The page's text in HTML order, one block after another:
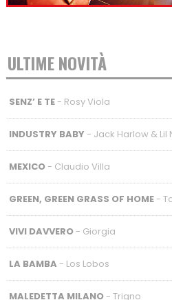
ULTIME NOVITÀ
SENZ’ E TE- Rosy Viola
INDUSTRY BABY - Jack Harlow & Lil
MEXICO- Claudio Villa
GREEN, GREEN GRASS OF HOME-
VIVI DAVVERO- Giorgia
LA BAMBA - Los Lobos
MALEDETTA MILANO- Trigno